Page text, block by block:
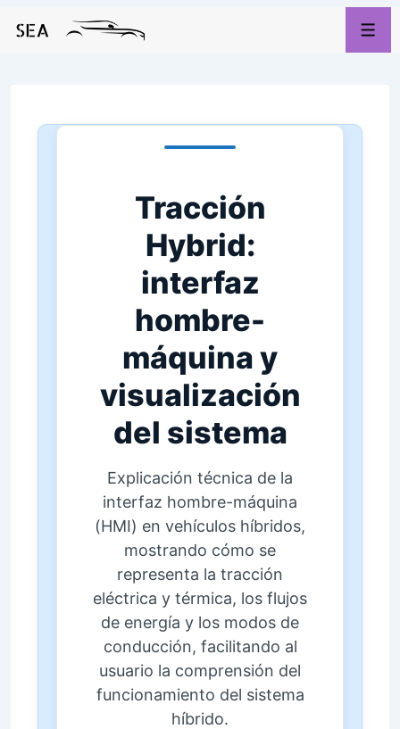
Tracción
Hybrid:
interfaz
hombre-
máquina y
visualización
del sistema
Explicación técnica de la
interfaz hombre-máquina
(HMI) en vehículos híbridos,
mostrando cómo se
representa la tracción
eléctrica y térmica, los flujos
de energía y los modos de
conducción, facilitando al
usuario la comprensión del
funcionamiento del sistema
híbrido.